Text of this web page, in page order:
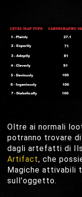
Oltre ai normali
potranno trovare
dagli artefatti di
Artifact, che
Magiche attivabili
sull'oggetto.